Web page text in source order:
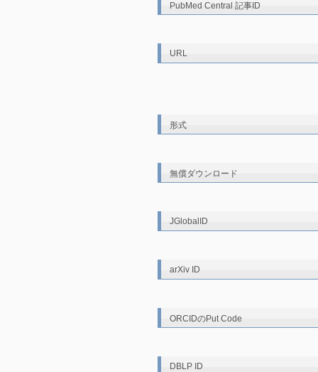
PubMed Central 記事ID
URL
形式
無償ダウンロード
JGlobalID
arXiv ID
ORCIDのPut Code
DBLP ID